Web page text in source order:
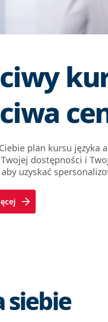
plan kursu języka
dostępności i
uzyskać
siebie